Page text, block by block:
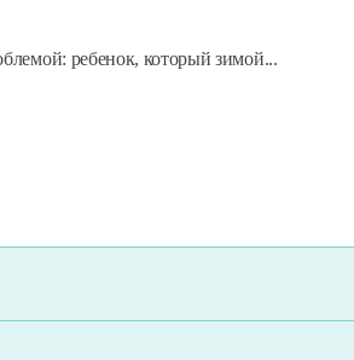
ребенок, который зимой...